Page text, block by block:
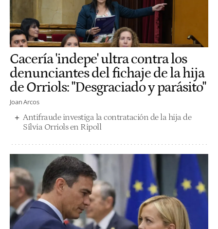
Cacería 'indepe' ultra contra los
denunciantes del fichaje de la hija
de Orriols: "Desgraciado y parásito"
Joan Arcos
Antifraude investiga la contratación de la hija de
Sílvia Orriols en Ripoll